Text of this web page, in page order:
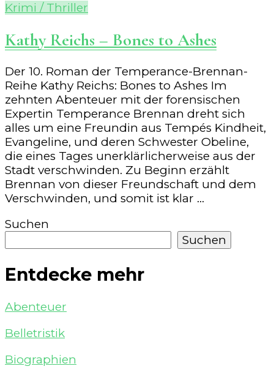
Krimi / Thriller
Kathy Reichs – Bones to Ashes
Der 10. Roman der Temperance-Brennan-
Reihe Kathy Reichs: Bones to Ashes Im
zehnten Abenteuer mit der forensischen
Expertin Temperance Brennan dreht sich
alles um eine Freundin aus Tempés Kindheit,
Evangeline, und deren Schwester Obeline,
die eines Tages unerklärlicherweise aus der
Stadt verschwinden. Zu Beginn erzählt
Brennan von dieser Freundschaft und dem
Verschwinden, und somit ist klar …
Suchen
Suchen
Entdecke mehr
Abenteuer
Belletristik
Biographien